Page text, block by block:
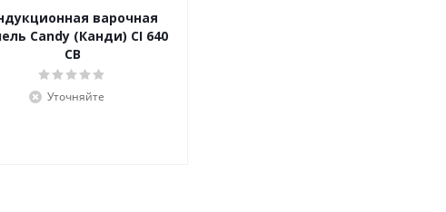
варочная
Candy (Канди) CI 640
CB
Уточняйте